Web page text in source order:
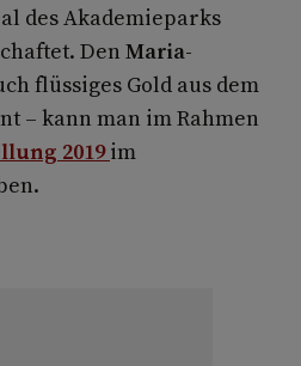
des Akademieparks
DenMaria-
flüssiges Gold aus dem
– kann man im Rahmen
2019 im